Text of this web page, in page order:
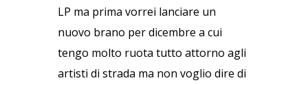
LP ma prima vorrei lanciare un
nuovo brano per dicembre a cui
tengo molto ruota tutto attorno agli
artisti di strada ma non voglio dire di